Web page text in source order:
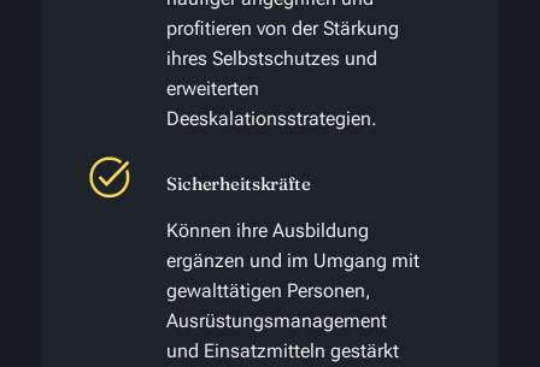
profitieren von der Stärkung
ihres Selbstschutzes und
erweiterten
Deeskalationsstrategien.
Sicherheitskräfte
Können ihre Ausbildung
ergänzen und im Umgang mit
gewalttätigen Personen,
Ausrüstungsmanagement
und Einsatzmitteln gestärkt